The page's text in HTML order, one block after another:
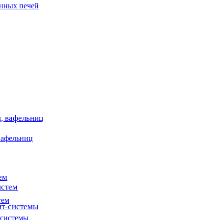
вафельниц
системы
печей